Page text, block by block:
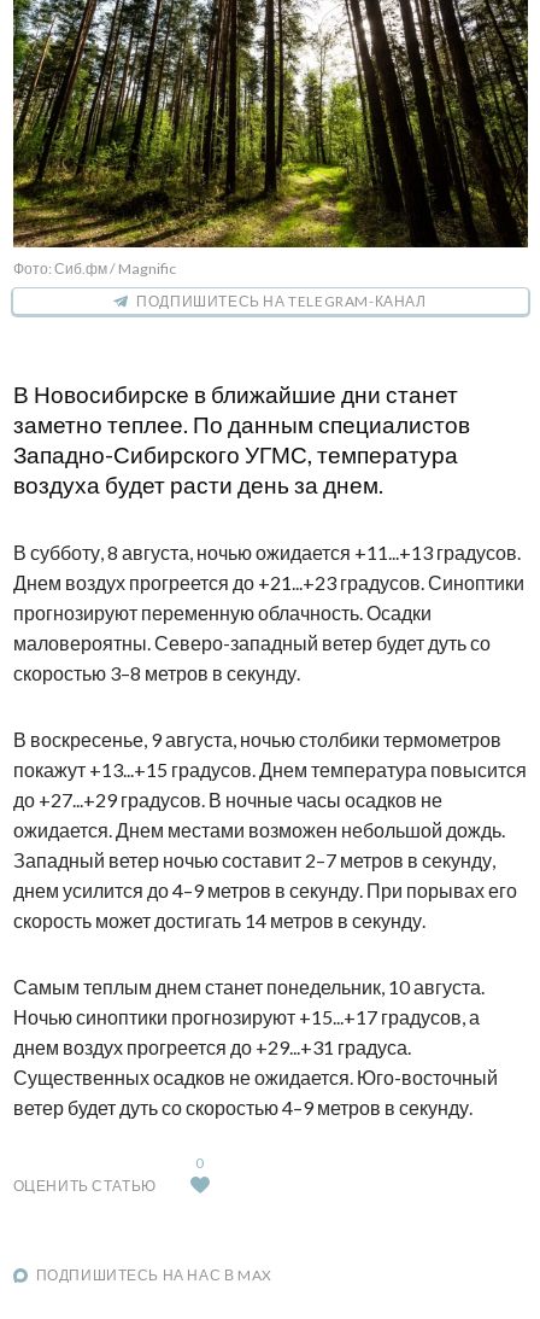
Фото: Сиб.фм / Magnific
ПОДПИШИТЕСЬ НА TELEGRAM-КАНАЛ
В Новосибирске в ближайшие дни станет
заметно теплее. По данным специалистов
Западно-Сибирского УГМС, температура
воздуха будет расти день за днем.
В субботу, 8 августа, ночью ожидается +11...+13 градусов.
Днем воздух прогреется до +21...+23 градусов. Синоптики
прогнозируют переменную облачность. Осадки
маловероятны. Северо-западный ветер будет дуть со
скоростью 3–8 метров в секунду.
В воскресенье, 9 августа, ночью столбики термометров
покажут +13...+15 градусов. Днем температура повысится
до +27...+29 градусов. В ночные часы осадков не
ожидается. Днем местами возможен небольшой дождь.
Западный ветер ночью составит 2–7 метров в секунду,
днем усилится до 4–9 метров в секунду. При порывах его
скорость может достигать 14 метров в секунду.
Самым теплым днем станет понедельник, 10 августа.
Ночью синоптики прогнозируют +15...+17 градусов, а
днем воздух прогреется до +29...+31 градуса.
Существенных осадков не ожидается. Юго-восточный
ветер будет дуть со скоростью 4–9 метров в секунду.
ОЦЕНИТЬ СТАТЬЮ
0
ПОДПИШИТЕСЬ НА НАС В MAX